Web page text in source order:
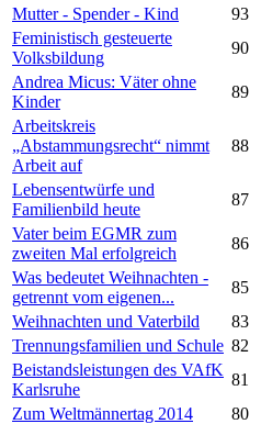
Mutter - Spender - Kind
93
Feministisch gesteuerte
Volksbildung
90
Andrea Micus: Väter ohne
Kinder
89
Arbeitskreis
„Abstammungsrecht“ nimmt
Arbeit auf
88
Lebensentwürfe und
Familienbild heute
87
Vater beim EGMR zum
zweiten Mal erfolgreich
86
Was bedeutet Weihnachten -
getrennt vom eigenen...
85
Weihnachten und Vaterbild
83
Trennungsfamilien und Schule 82
Beistandsleistungen des VAfK
Karlsruhe
81
Zum Weltmännertag 2014
80